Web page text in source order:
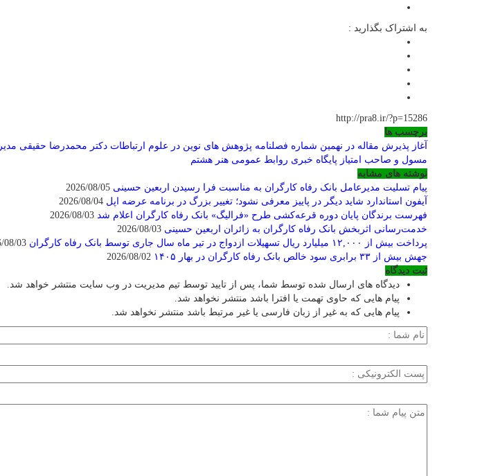
به اشتراک بگذارید :
http://pra8.ir/?p=15286
برچسب ها
آغاز پذیرش مقاله در نهمین شماره فصلنامه پژوهش های نوین در علوم ارتباطات دکتر محمدرضا حقیقی مدیر
مسول و صاحب امتیاز پایگاه خبری روابط عمومی هنر هشتم
نوشته های مشابه
پیام تسلیت مدیرعامل بانک رفاه کارگران به مناسبت فرا رسیدن اربعین حسینی
آیفون استاندارد شاید دیگر در پاییز معرفی نشود؛ تغییر بزرگ در برنامه عرضه اپل
فهرست برندگان پایان دوره قرعه‌کشی طرح «فرالیگ» بانک رفاه کارگران اعلام شد
خدمت‌رسانی اثربخش بانک رفاه کارگران به زائران اربعین حسینی
پرداخت بیش از ۱۲,۰۰۰ میلیارد ریال تسهیلات ازدواج در تیر ماه سال جاری توسط بانک رفاه کارگران
جهش بیش از ۳۳ برابری سود خالص بانک رفاه کارگران در بهار ۱۴۰۵
ثبت دیدگاه
دیدگاه های ارسال شده توسط شما، پس از تایید توسط تیم مدیریت در وب سایت منتشر خواهد شد.
پیام هایی که حاوی تهمت یا افترا باشد منتشر نخواهد شد.
پیام هایی که به غیر از زبان فارسی یا غیر مرتبط باشد منتشر نخواهد شد.